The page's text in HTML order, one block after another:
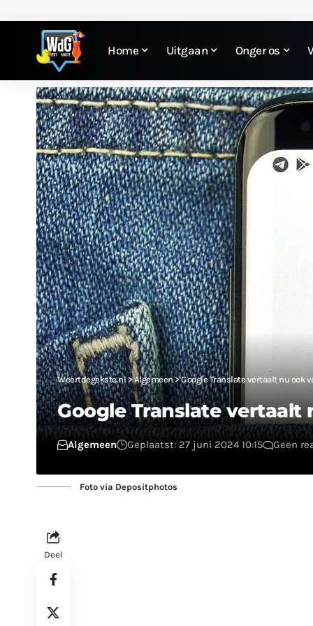
Home Uitgaan Onger os
Weertdegekste.nl>Algemeen>Google Translate vertaalt nu ook
Google Translate
Algemeen Geplaatst: 27 juni 2024 10:15 Geen
Foto via Depositphotos
Deel